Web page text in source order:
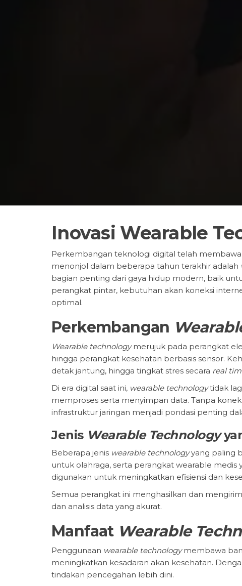
Inovasi Wearable
Perkembangan teknologi digital telah membawa
menonjol dalam beberapa tahun terakhir adalah
bagian penting dari gaya hidup modern, baik
perangkat pintar, kebutuhan akan koneksi
optimal.
Perkembangan
Wearable technologymerujuk pada perangkat
hingga perangkat kesehatan berbasis sensor.
detak jantung, hingga tingkat stres secara real
Di era digital saat ini, wearable technologytidak
memproses serta menyimpan data. Tanpa
infrastruktur jaringan menjadi pondasi penting
Jenis Wearable Technology
Beberapa jenis wearable technologyyang paling
untuk olahraga, serta perangkat wearable
digunakan untuk meningkatkan efisiensi dan
Semua perangkat ini menghasilkan dan
dan analisis data yang akurat.
Manfaat Wearable
Penggunaan wearable technologymembawa
meningkatkan kesadaran akan kesehatan.
tindakan pencegahan lebih dini.